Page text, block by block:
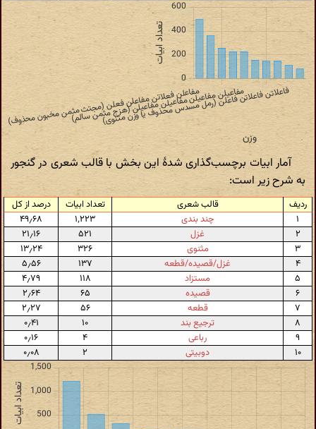
آمار ابیات برچسب‌گذاری شدهٔ این بخش با قالب شعری در گنجور
به شرح زیر است:
ردیف قالب شعری تعداد ابیات
درصد از کل
۱
چند بندی ۱٬۲۲۳
۴۹٫۶۸
۲
غزل ۵۲۱
۲۱٫۱۶
۳
مثنوی ۳۲۶
۱۳٫۲۴
۴
غزل/قصیده/قطعه ۱۳۷
۵٫۵۶
۵
مستزاد ۱۱۸
۴٫۷۹
۶
قصیده ۶۵
۲٫۶۴
۷
قطعه ۵۶
۲٫۲۷
۸
ترجیع بند ۱۰
۰٫۴۱
۹
رباعی ۴
۰٫۱۶
۱۰
دوبیتی ۲ ۰٫۰۸